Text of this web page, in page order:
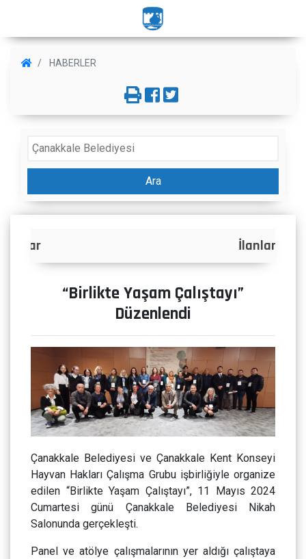
HABERLER
Ara
“Birlikte Yaşam Çalıştayı”
Düzenlendi
Çanakkale Belediyesi ve Çanakkale Kent Konseyi
Hayvan Hakları Çalışma Grubu işbirliğiyle organize
edilen “Birlikte Yaşam Çalıştayı”, 11 Mayıs 2024
Cumartesi günü Çanakkale Belediyesi Nikah
Salonunda gerçekleşti.
Panel ve atölye çalışmalarının yer aldığı çalıştaya